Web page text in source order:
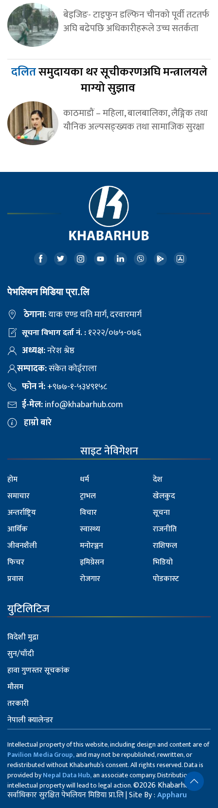
बेइजिङ- टाइफुन डल्फिन चीनको पूर्वी तटतर्फ
अघि बढेपछि अधिकारीहरूले उच्च सतर्कता
दलितसमुदायका थर सूचीकरणअघि मन्त्रालयले
माग्यो सुझाव
काठमाडौं – महिला, बालबालिका, लैङ्गिक तथा
यौनिक अल्पसङ्ख्यक तथा सामाजिक सुरक्षा
पेभलियन मिडिया प्रा.लि
ठेगाना:याक एण्ड यति मार्ग, दरवारमार्ग
सूचना विभाग दर्ता नं. :१२२२/०७५-०७६
अध्यक्ष:नरेश श्रेष्ठ
सम्पादक:संकेत कोईराला
फोन नं:+९७७-१-५३४९१५८
ई-मेल:info@khabarhub.com
हाम्रो बारे
साइट नेविगेशन
होम
समाचार
अन्तर्राष्ट्रिय
आर्थिक
जीवनशैली
फिचर
प्रवास
धर्म
ट्राभल
विचार
स्वास्थ्य
मनोरञ्जन
इमिग्रेसन
रोजगार
देश
खेलकुद
सूचना
राजनीति
राशिफल
भिडियो
पोडकास्ट
युटिलिटिज
विदेशी मुद्रा
सुन/चाँदी
हावा गुणस्तर सूचकांक
मौसम
तरकारी
नेपाली क्यालेन्डर
Intellectual property of this website, including design and content are of
Pavilion Media Group,and may not be republished, rewritten, or
redistributed without Khabarhub’s consent. All rights reserved. Data is
provided byNepal Data Hub,an associate company. Distribution of
intellectual property will lead to legal action.©2026 Khabarhub
सर्वाधिकार सुरक्षित पेभलियन मिडिया प्रा.लि | Site By :Appharu